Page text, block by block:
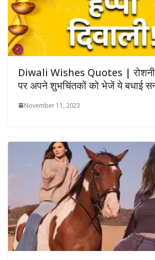
Diwali Wishes Quotes | रोशनी
पर अपने शुभचिंतकों को भेजें ये बधाई
November 11, 2023